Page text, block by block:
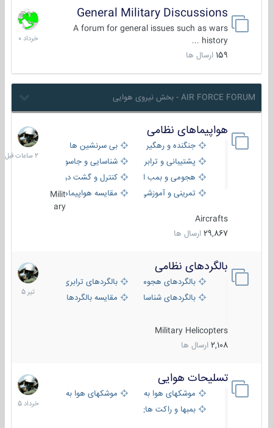
General Military Discussions
A forum for general issues such as wars
history ...
159 ارسال ها
10
خرداد
1400
AIR FORCE FORUM - بخش نیروی هوایی
هواپیماهای نظامی
جنگنده و رهگیر
بی سرنشین ها
پشتیبانی و ترابری
شناسایی و جاسوسی
هجومی و بمب افکن
کنترل و گشت دریایی
تمرینی و آموزشی
مقایسه هواپیماهاMilit
ary
Aircrafts
29,867 ارسال ها
2
ساعات
قبل
بالگردهای نظامی
بالگردهای هجومی
بالگردهای ترابری
بالگردهای شناسایی
مقایسه بالگردها
Military Helicopters
2,108 ارسال ها
22
تیر
1405
تسلیحات هوایی
موشکهای هوا به هوا
موشکهای هوا به سطح
بمبها و راکت های هوایی
30
خرداد
1405